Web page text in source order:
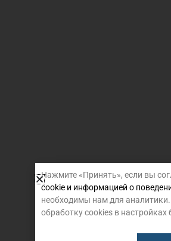
Нажмите «Принять», если вы
cookie и информацией о
необходимы нам для
обработку cookies в настройках